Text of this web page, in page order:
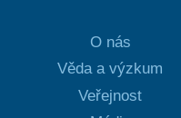
O nás
Věda a výzkum
Veřejnost